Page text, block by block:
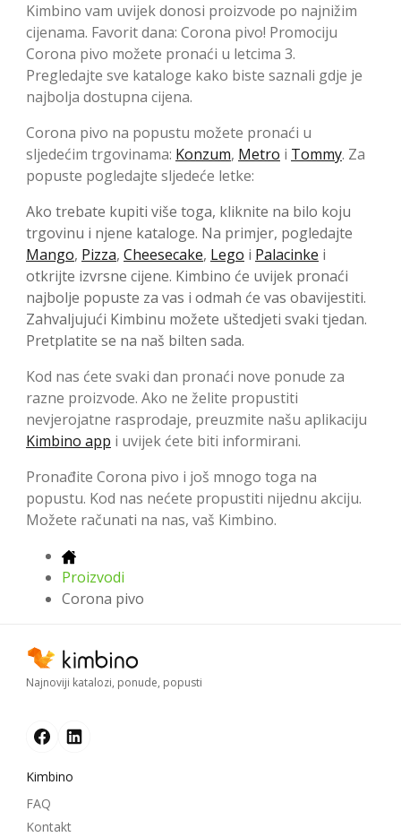
Kimbino vam uvijek donosi proizvode po najnižim
cijenama. Favorit dana: Corona pivo! Promociju
Corona pivo možete pronaći u letcima 3.
Pregledajte sve kataloge kako biste saznali gdje je
najbolja dostupna cijena.
Corona pivo na popustu možete pronaći u
sljedećim trgovinama: Konzum, Metro i Tommy. Za
popuste pogledajte sljedeće letke:
Ako trebate kupiti više toga, kliknite na bilo koju
trgovinu i njene kataloge. Na primjer, pogledajte
Mango, Pizza, Cheesecake, Lego i Palacinke i
otkrijte izvrsne cijene. Kimbino će uvijek pronaći
najbolje popuste za vas i odmah će vas obavijestiti.
Zahvaljujući Kimbinu možete uštedjeti svaki tjedan.
Pretplatite se na naš bilten sada.
Kod nas ćete svaki dan pronaći nove ponude za
razne proizvode. Ako ne želite propustiti
nevjerojatne rasprodaje, preuzmite našu aplikaciju
Kimbino app i uvijek ćete biti informirani.
Pronađite Corona pivo i još mnogo toga na
popustu. Kod nas nećete propustiti nijednu akciju.
Možete računati na nas, vaš Kimbino.
Proizvodi
Corona pivo
Najnoviji katalozi, ponude, popusti
Kimbino
FAQ
Kontakt